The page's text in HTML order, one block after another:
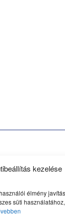
kezelése
élmény
süti